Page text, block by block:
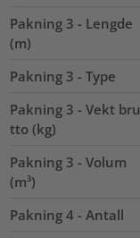
Pakning 3 - Lengde
(m)
Pakning 3 - Type
Pakning 3 - Vekt bru
tto (kg)
Pakning 3 - Volum
(m³)
Pakning 4 - Antall